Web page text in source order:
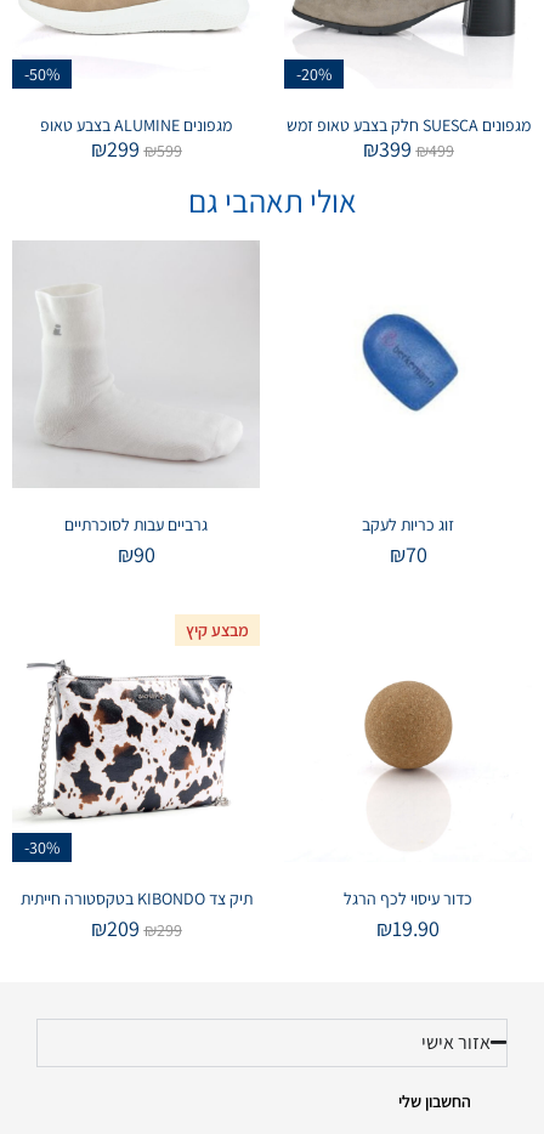
-20%
מגפונים SUESCA חלק בצבע טאופ זמש
₪499
₪399
-50%
מגפונים ALUMINE בצבע טאופ
₪599
₪299
אולי תאהבי גם
זוג כריות לעקב
₪70
גרביים עבות לסוכרתיים
₪90
כדור עיסוי לכף הרגל
₪19.90
מבצע קיץ
-30%
תיק צד KIBONDO בטקסטורה חייתית
₪299
₪209
אזור אישי
החשבון שלי